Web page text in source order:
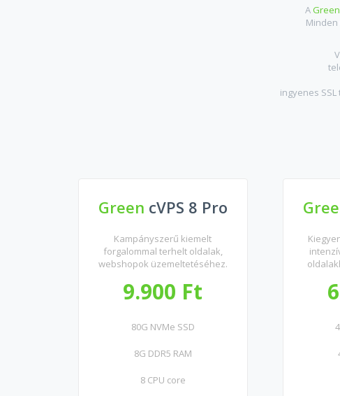
AGreen
Minden
ingyenes
Green cVPS 8 Pro
Kampányszerű kiemelt
forgalommal terhelt oldalak,
webshopok üzemeltetéséhez.
9.900 Ft
80G NVMe SSD
8G DDR5 RAM
8 CPU core